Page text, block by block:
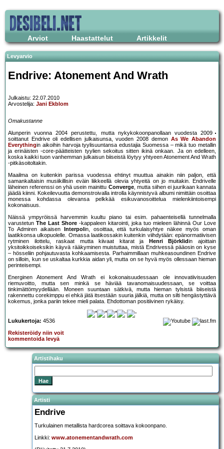
Arviot Haastattelut Artikkelit
Levyarvio
Endrive: Atonement And Wrath
Julkaistu: 22.07.2010
Arvostelija: Jani Ekblom
Omakustanne
Alunperin vuonna 2004 perustettu, mutta nykykokoonpanollaan vuodesta 2009
soittanut Endrive oli edellisen julkaisunsa, vuoden 2008 demon As We Abandon
Everythingin aikoihin harvoja tyylisuuntansa edustajia Suomessa – mikä tuo metallin
ja erinäisten -core-päätteisten tyylien sekoitus sitten ikinä onkaan. Ja on edelleen,
koska kaikki tuon vanhemman julkaisun biiseistä löytyy yhtyeen Atonement And Wrath
-pitkäsoitoltakin.
Maailma on kuitenkin parissa vuodessa ehtinyt muuttua ainakin niin paljon, että
samankaltaisin musiikillisin eväin liikkeellä olevia yhtyeitä on jo muitakin. Endrivelle
läheinen referenssi on yhä usein mainittu Converge, mutta siihen ei juurikaan kannata
jäädä kiinni. Kokeilevuutta demonstroivalla introlla käynnistyvä albumi nimittäin osoittaa
monessa kohdassa olevansa pelkkää esikuvanosoittelua mielenkiintoisempi
kokonaisuus.
Näissä ympyröissä harvemmin kuultu piano tai esim. pahaenteisellä tunnelmalla
varustetun The Last Shore -kappaleen kitarointi, joka tuo mieleen lähinnä Our Love
To Admiren aikaisen
Interpol in, osoittaa, että turkulaisyhtye näkee myös oman
laatikkonsa ulkopuolelle. Omassa laatikossakin kuitenkin viihdytään: epänormatiivisen
rytminen ilottelu, raskaat mutta kiivaat kitarat ja
Henri Björklidin ajoittain
yksitoikkoiseksikin käyvä rääkyminen muistuttaa, mistä Endrivessä pääosin on kyse
– hösseliin pohjautuvasta kohkaamisesta. Parhaimmillaan muhkeasoundinen Endrive
on silloin, kun se uskaltaa kurkkia aidan yli, mutta on se hyvä myös ollessaan hieman
perinteisempi.
Energinen Atonement And Wrath ei kokonaisuudessaan ole innovatiivisuuden
riemuvoitto, mutta sen minkä se häviää tavanomaisuudessaan, se voittaa
tinkimättömyydellään. Moneen suuntaan sätkivä, mutta hieman tylsistä biiseistä
rakennettu corekimppu ei ehkä jätä itsestään suuria jälkiä, mutta on silti hengästyttävä
kokemus, jonka pariin tekee mieli palata. Ehdottoman positiivinen rykäisy.
Lukukertoja: 4536
Rekisteröidy niin voit
kommentoida levyä
Artistihaku
Artisti
Endrive
Turkulainen metallista hardcorea soittava kokoonpano.
Linkki: www.atonementandwrath.com